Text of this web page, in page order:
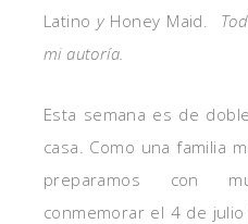
Latino y Honey Maid.
mi autoría.
Esta semana es de
casa. Como una familia
preparamos con
conmemorar el 4 de julio